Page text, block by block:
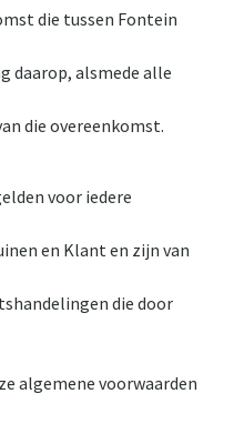
die tussen Fontein
daarop, alsmede alle
die overeenkomst.
voor iedere
en Klant en zijn van
die door
algemene voorwaarden